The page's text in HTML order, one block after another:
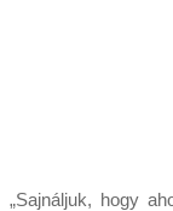
„Sajnáljuk, hogy